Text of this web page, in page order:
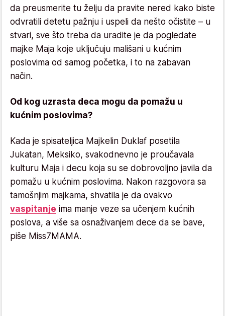
da preusmerite tu želju da pravite nered kako biste
odvratili detetu pažnju i uspeli da nešto očistite – u
stvari, sve što treba da uradite je da pogledate
majke Maja koje uključuju mališani u kućnim
poslovima od samog početka, i to na zabavan
način.
Od kog uzrasta deca mogu da pomažu u
kućnim poslovima?
Kada je spisateljica Majkelin Duklaf posetila
Jukatan, Meksiko, svakodnevno je proučavala
kulturu Maja i decu koja su se dobrovoljno javila da
pomažu u kućnim poslovima. Nakon razgovora sa
tamošnjim majkama, shvatila je da ovakvo
vaspitanje ima manje veze sa učenjem kućnih
poslova, a više sa osnaživanjem dece da se bave,
piše Miss7MAMA.